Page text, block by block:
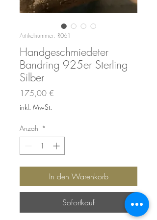
Artikelnummer: R061
Handgeschmiedeter
Bandring 925er Sterling
Silber
175,00 €
inkl. MwSt.
Anzahl *
In den Warenkorb
Sofortkauf